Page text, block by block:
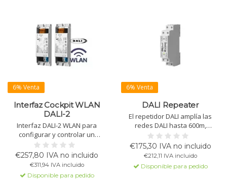
6% Venta
Interfaz Cockpit WLAN
DALI-2
Interfaz DALI-2 WLAN para
configurar y controlar un
sistema DALI a través de Wi-Fi
con el software DALI Cockpit.
Disponible con o sin
alimentación DALI de 200mA.
€257,80 IVA no incluido
€311,94 IVA incluido
Disponible para pedido
6% Venta
DALI Repeater
El repetidor DALI amplía las
redes DALI hasta 600m,
amplifica señales
bidireccionales y proporciona
aislamiento galvánico.
Adecuado para hasta 64
dispositivos, con alimentación
€175,30 IVA no incluido
€212,11 IVA incluido
Disponible para pedido